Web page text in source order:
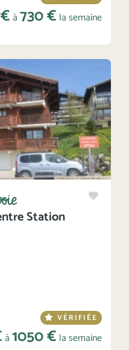
à730 € la semaine
Station
VÉRIFIÉE
à1050 € la semaine